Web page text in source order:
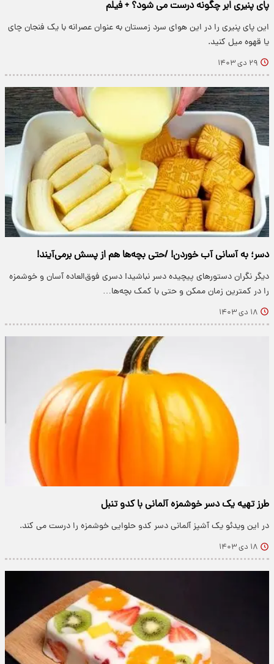
پای پنیری ابر چگونه درست می شود؟ + فیلم
این پای پنیری را در این هوای سرد زمستان به عنوان عصرانه با یک فنجان چای
یا قهوه میل کنید.
۲۹ دی ۱۴۰۳
دسر؛ به آسانی آب خوردن! /حتی بچه‌ها هم از پسش برمی‌آیند!
دیگر نگران دستورهای پیچیده دسر نباشید! دسری فوق‌العاده آسان و خوشمزه
را در کمترین زمان ممکن و حتی با کمک بچه‌ها…
۱۸ دی ۱۴۰۳
طرز تهیه یک دسر خوشمزه آلمانی با کدو تنبل
در این ویدئو یک آشپز آلمانی دسر کدو حلوایی خوشمزه را درست می کند.
۱۸ دی ۱۴۰۳